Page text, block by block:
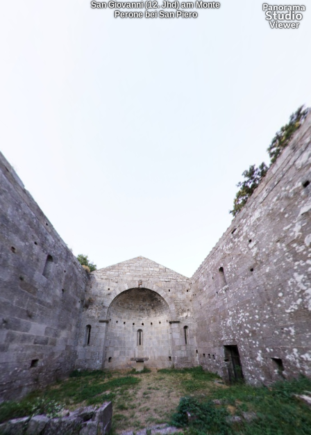
San Giovanni (12. Jhd) am Monte
Perone bei San Piero